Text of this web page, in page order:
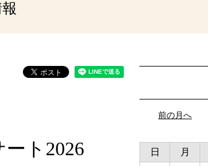
ト2026
前の月へ
日 月